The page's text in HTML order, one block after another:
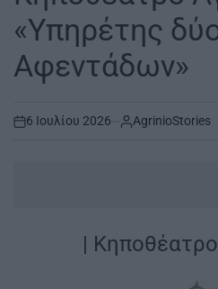
«Υπηρέτης
Αφεντάδων»
on
6 Ιουλίου 2026 AgrinioStories
| Κηποθέατρο